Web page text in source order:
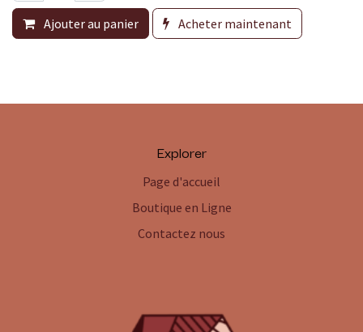
Ajouter au panier Acheter maintenant
Explorer
Page d'accueil
Boutique en Ligne
Contactez nous